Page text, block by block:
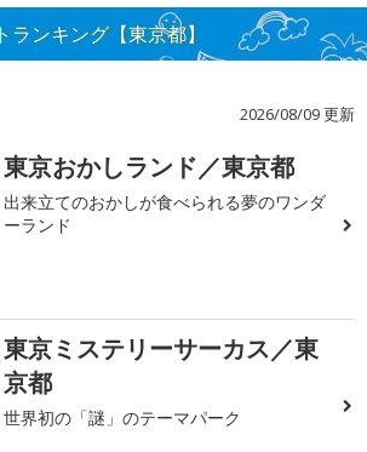
ンキング【東京都】
2026/08/09 更新
東京おかしランド／東京都
出来立てのおかしが食べられる夢のワンダ
ーランド
東京ミステリーサーカス／東
京都
世界初の「謎」のテーマパーク